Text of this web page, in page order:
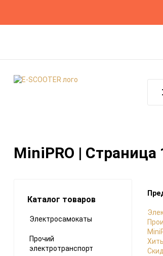
О магазине Гарантия
MiniPRO | Страница
Каталог товаров
Электросамокаты
Прочий
электротранспорт